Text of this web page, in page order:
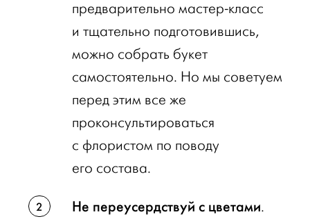
предварительно мастер-класс
и тщательно подготовившись,
можно собрать букет
самостоятельно. Но мы советуем
перед этим все же
проконсультироваться
с флористом по поводу
его состава.
Не переусердствуй с цветами.